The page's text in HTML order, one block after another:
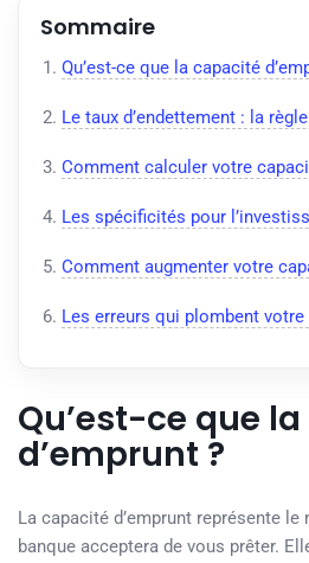
Sommaire
Qu’est-ce que la capacité
Le taux d’endettement : la
Comment calculer votre
Les spécificités pour
Comment augmenter votre
Les erreurs qui plombent
Qu’est-ce que
d’emprunt ?
La capacité d’emprunt représente le
banque acceptera de vous prêter.